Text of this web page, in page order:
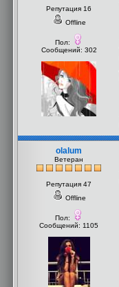
Репутация 16
Offline
Пол:
Сообщений: 302
olalum
Ветеран
Репутация 47
Offline
Пол:
Сообщений: 1105